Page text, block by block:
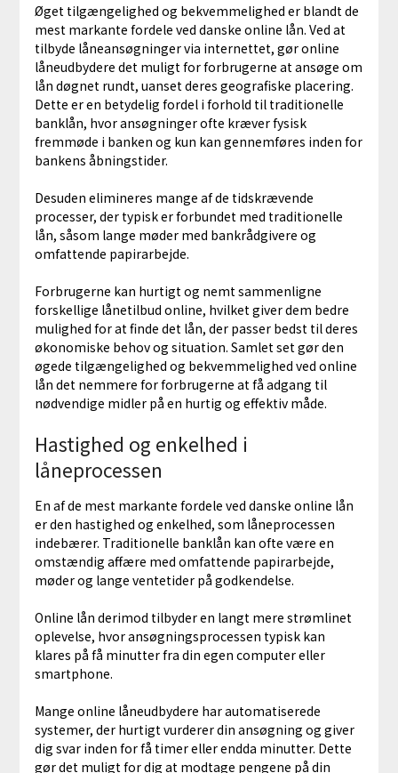
Øget tilgængelighed og bekvemmelighed er blandt de
mest markante fordele ved danske online lån. Ved at
tilbyde låneansøgninger via internettet, gør online
låneudbydere det muligt for forbrugerne at ansøge om
lån døgnet rundt, uanset deres geografiske placering.
Dette er en betydelig fordel i forhold til traditionelle
banklån, hvor ansøgninger ofte kræver fysisk
fremmøde i banken og kun kan gennemføres inden for
bankens åbningstider.
Desuden elimineres mange af de tidskrævende
processer, der typisk er forbundet med traditionelle
lån, såsom lange møder med bankrådgivere og
omfattende papirarbejde.
Forbrugerne kan hurtigt og nemt sammenligne
forskellige lånetilbud online, hvilket giver dem bedre
mulighed for at finde det lån, der passer bedst til deres
økonomiske behov og situation. Samlet set gør den
øgede tilgængelighed og bekvemmelighed ved online
lån det nemmere for forbrugerne at få adgang til
nødvendige midler på en hurtig og effektiv måde.
Hastighed og enkelhed i
låneprocessen
En af de mest markante fordele ved danske online lån
er den hastighed og enkelhed, som låneprocessen
indebærer. Traditionelle banklån kan ofte være en
omstændig affære med omfattende papirarbejde,
møder og lange ventetider på godkendelse.
Online lån derimod tilbyder en langt mere strømlinet
oplevelse, hvor ansøgningsprocessen typisk kan
klares på få minutter fra din egen computer eller
smartphone.
Mange online låneudbydere har automatiserede
systemer, der hurtigt vurderer din ansøgning og giver
dig svar inden for få timer eller endda minutter. Dette
gør det muligt for dig at modtage pengene på din